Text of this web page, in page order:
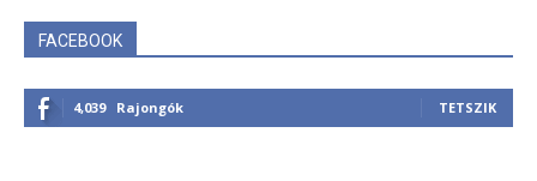
FACEBOOK
4,039 Rajongók TETSZIK